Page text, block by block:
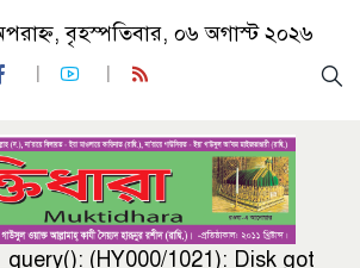
বৃহস্পতিবার, ০৬ অগাস্ট ২০২৬
(HY000/1021): Disk got